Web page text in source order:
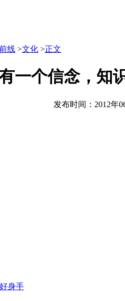
线 >文化 >正文
一个信念，知
发布时间：2012年
身手